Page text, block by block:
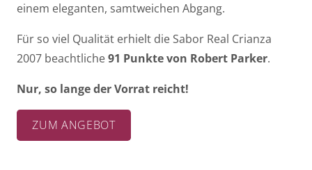
einem eleganten, samtweichen Abgang.
Für so viel Qualität erhielt die Sabor Real Crianza
2007 beachtliche91 Punkte von Robert Parker.
Nur, so lange der Vorrat reicht!
ZUM ANGEBOT